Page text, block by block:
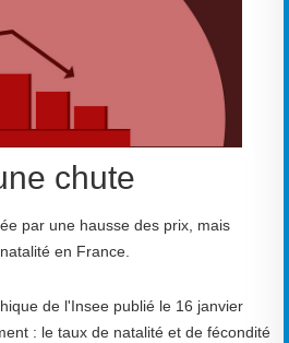
chute
par une hausse des prix, mais
en France.
de l'Insee publié le 16 janvier
: le taux de natalité et de fécondité